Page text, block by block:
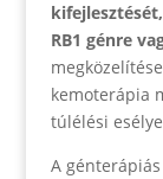
RB1 génre
kemoterápia
túlélési
A